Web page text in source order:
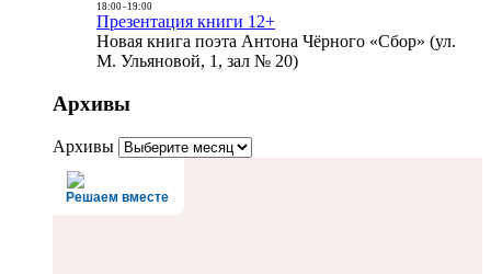
18:00- 19:00
Презентация книги 12+
Новая книга поэта Антона Чёрного «Сбор» (ул.
М. Ульяновой, 1, зал № 20)
Архивы
Архивы
Решаем вместе